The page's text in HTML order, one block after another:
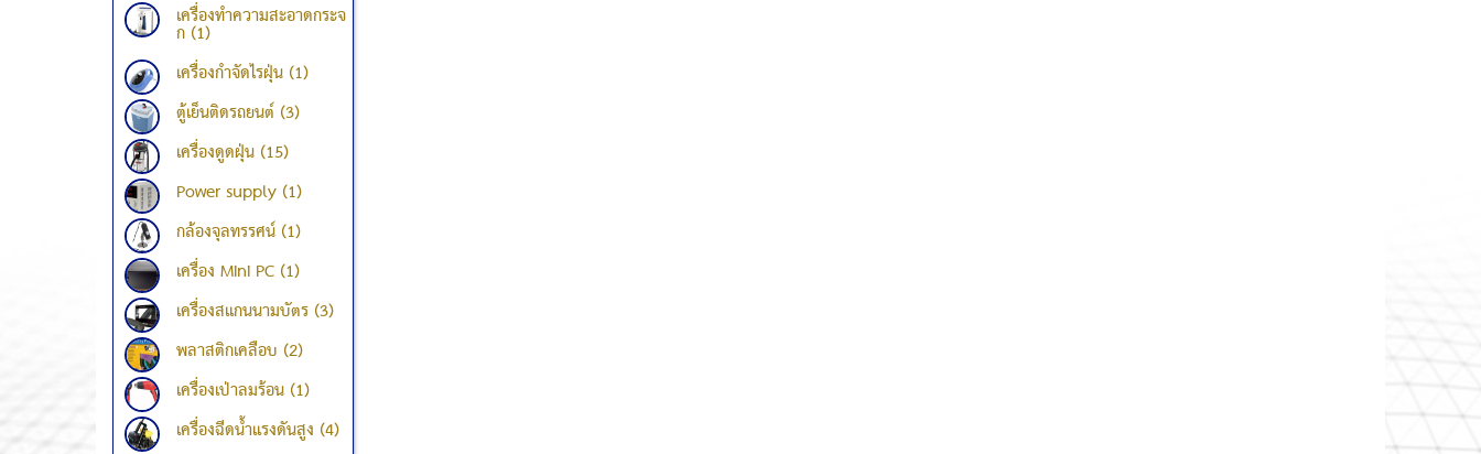
เครื่องทำความสะอาดกระจ
ก (1)
เครื่องกำจัดไรฝุ่น (1)
ตู้เย็นติดรถยนต์ (3)
เครื่องดูดฝุ่น (15)
Power supply (1)
กล้องจุลทรรศน์ (1)
เครื่อง Mini PC (1)
เครื่องสแกนนามบัตร (3)
พลาสติกเคลือบ (2)
เครื่องเป่าลมร้อน (1)
เครื่องฉีดน้ำแรงดันสูง (4)